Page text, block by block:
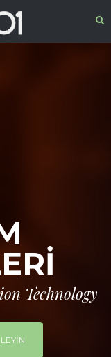
Technology